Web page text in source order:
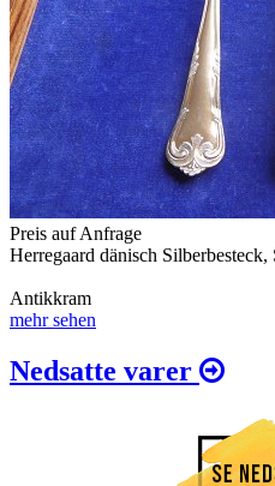
Preis auf Anfrage
Herregaard dänisch
Antikkram
mehr sehen
Nedsatte varer